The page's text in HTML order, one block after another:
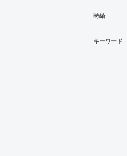
時給
キーワード